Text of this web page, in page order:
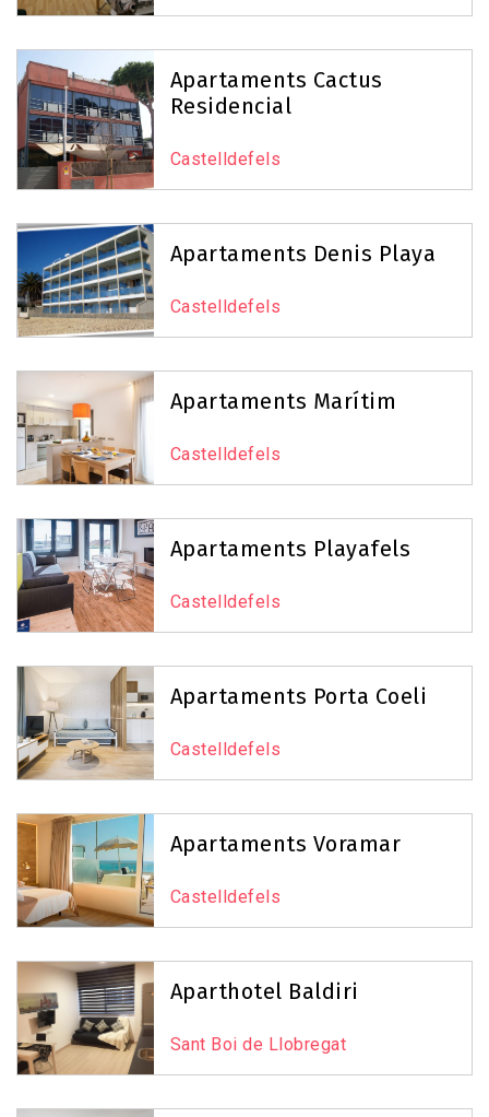
Apartaments Cactus
Residencial
Castelldefels
Apartaments Denis Playa
Castelldefels
Apartaments Marítim
Castelldefels
Apartaments Playafels
Castelldefels
Apartaments Porta Coeli
Castelldefels
Apartaments Voramar
Castelldefels
Aparthotel Baldiri
Sant Boi de Llobregat